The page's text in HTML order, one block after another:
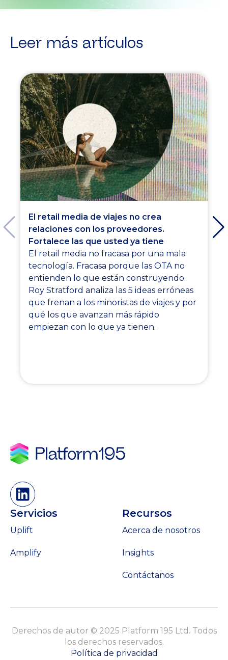
Leer más artículos
El retail media de viajes no crea
relaciones con los proveedores.
Fortalece las que usted ya tiene
El retail media no fracasa por una mala
tecnología. Fracasa porque las OTA no
entienden lo que están construyendo.
Roy Stratford analiza las 5 ideas erróneas
que frenan a los minoristas de viajes y por
qué los que avanzan más rápido
empiezan con lo que ya tienen.
Servicios
Uplift
Amplify
Recursos
Acerca de nosotros
Insights
Contáctanos
Derechos de autor © 2025 Platform 195 Ltd. Todos
los derechos reservados.
Política de privacidad